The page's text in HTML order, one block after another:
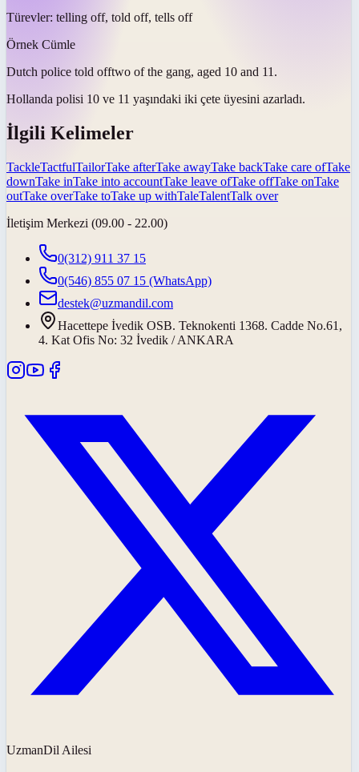
Türevler: telling off, told off, tells off
Örnek Cümle
Dutch police told offtwo of the gang, aged 10 and 11.
Hollanda polisi 10 ve 11 yaşındaki iki çete üyesini azarladı.
İlgili Kelimeler
TackleTactfulTailorTake afterTake awayTake backTake care ofTake
downTake inTake into accountTake leave ofTake offTake onTake
outTake overTake toTake up withTaleTalentTalk over
İletişim Merkezi (09.00 - 22.00)
0(312) 911 37 15
0(546) 855 07 15 (WhatsApp)
destek@uzmandil.com
Hacettepe İvedik OSB. Teknokenti 1368. Cadde No.61,
4. Kat Ofis No: 32 İvedik / ANKARA
UzmanDil Ailesi